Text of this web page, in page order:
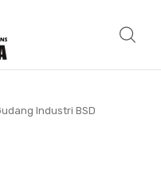
Industri BSD